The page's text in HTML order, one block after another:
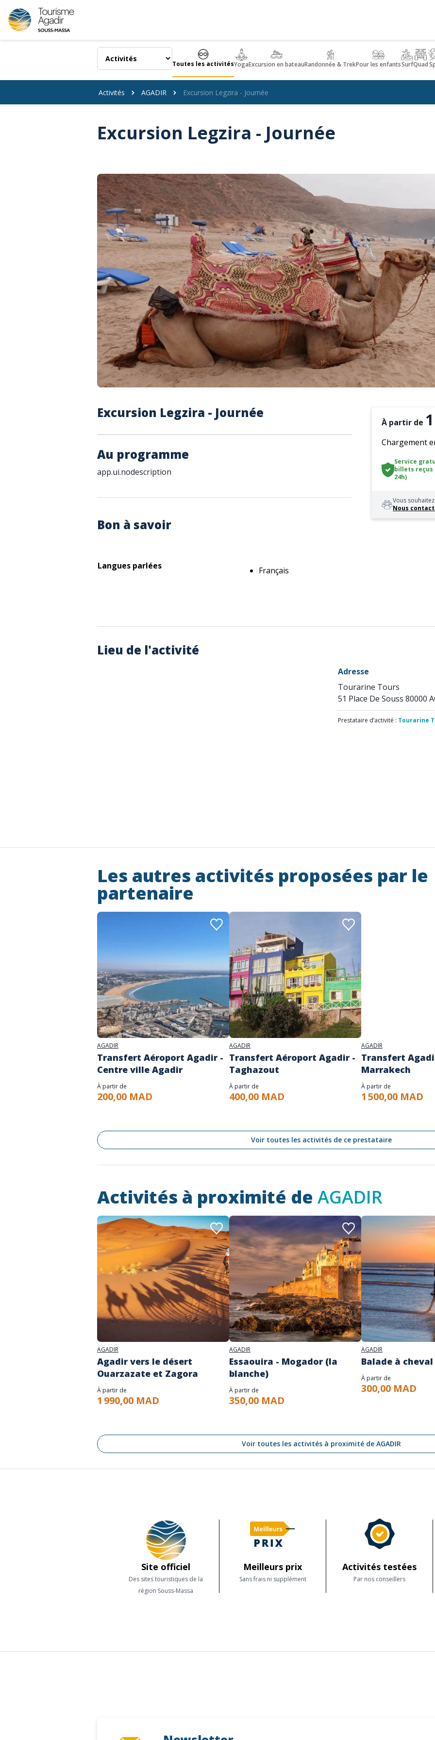
Panneau de gestion des cookies
Toutes les activitésYogaExcursion en bateauRandonnée & TrekPour les enfantsSurfQuad
Activités AGADIR Excursion Legzira - Journée
Excursion Legzira - Journée
Excursion Legzira - Journée
Au programme
app.ui.nodescription
Bon à savoir
Langues parlées Français
À partir de
Chargement
Service
billets reçus
24h)
Vous
Nous
Lieu de l'activité
Adresse
Tourarine Tours
51 Place De Souss 80000
Prestataire d’activité : Tourarine
Les autres activités proposées par le
partenaire
AGADIR
Transfert Aéroport Agadir -
Centre ville Agadir
À partir de
200,00 MAD
AGADIR
Transfert Aéroport Agadir -
Taghazout
À partir de
400,00 MAD
AGADIR
Transfert
Marrakech
À partir de
1 500,00 MAD
Voir toutes les activités de ce prestataire
Activités à proximité de AGADIR
AGADIR
Agadir vers le désert
Ouarzazate et Zagora
À partir de
1 990,00 MAD
AGADIR
Essaouira - Mogador (la
blanche)
À partir de
350,00 MAD
AGADIR
Balade à cheval
À partir de
300,00 MAD
Voir toutes les activités à proximité de AGADIR
Site officiel
Des sites touristiques de la
région Souss-Massa
Meilleurs prix
Sans frais ni supplément
Activités testées
Par nos conseillers